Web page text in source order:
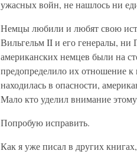
ужасных войн, не нашлось ни
Немцы любили и любят свою
Вильгельм II и его генералы,
американских немцев были на
предопределило их отношение
находилась в опасности,
Мало кто уделил внимание
Попробую исправить.
Как я уже писал в других